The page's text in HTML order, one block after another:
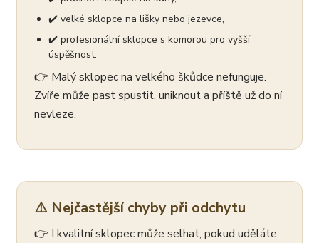
✔️ velké sklopce na lišky nebo jezevce,
✔️ profesionální sklopce s komorou pro vyšší
úspěšnost.
👉 Malý sklopec na velkého škůdce nefunguje.
Zvíře může past spustit, uniknout a příště už do ní
nevleze.
⚠️ Nejčastější chyby při odchytu
👉 I kvalitní sklopec může selhat, pokud uděláte